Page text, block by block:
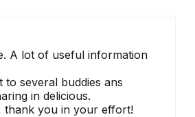
A lot of useful information
to several buddies ans
in delicious.
thank you in your effort!